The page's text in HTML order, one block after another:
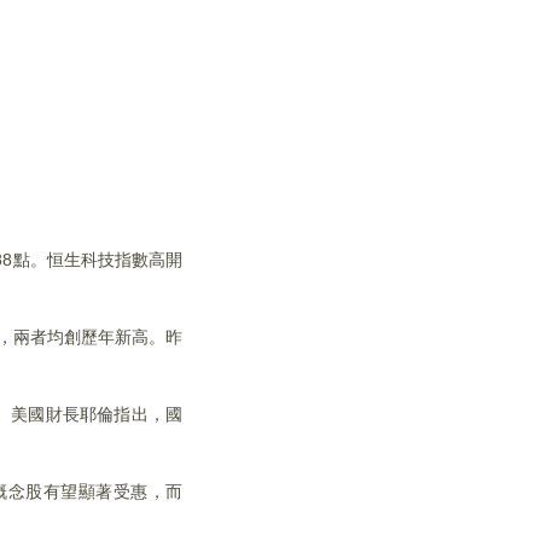
點。恒生科技指數高開
兩者均創歷年新高。昨
美國財長耶倫指出，國
念股有望顯著受惠，而